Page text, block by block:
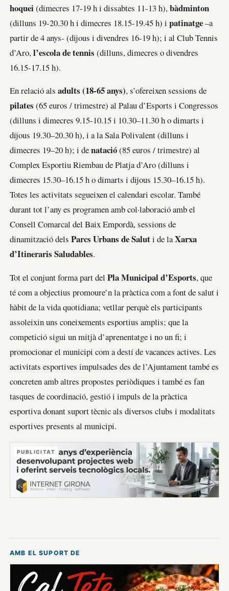
hoquei(dimecres 17-19 h i dissabtes 11-13 h), bàdminton
(dilluns 19-20.30 h i dimecres 18.15-19.45 h) i patinatge–a
partir de 4 anys- (dijous i divendres 16-19 h); i al Club Tennis
d’Aro, l’escola de tennis (dilluns, dimecres o divendres
16.15-17.15 h).
En relació als adults (18-65 anys), s’ofereixen sessions de
pilates (65 euros / trimestre) al Palau d’Esports i Congressos
(dilluns i dimecres 9.15-10.15 i 10.30–11.30 h o dimarts i
dijous 19.30–20.30 h), i a la Sala Polivalent (dilluns i
dimecres 19–20 h); i denatació(85 euros / trimestre) al
Complex Esportiu Riembau de Platja d’Aro (dilluns i
dimecres 15.30–16.15 h o dimarts i dijous 15.30–16.15 h).
Totes les activitats segueixen el calendari escolar. També
durant tot l’any es programen amb col·laboració amb el
Consell Comarcal del Baix Empordà, sessions de
dinamització dels Parcs Urbans de Saluti de laXarxa
d’Itineraris Saludables.
Tot el conjunt forma part del Pla Municipal d’Esports, que
té com a objectius promoure’n la pràctica com a font de salut i
hàbit de la vida quotidiana; vetllar perquè els participants
assoleixin uns coneixements esportius amplis; que la
competició sigui un mitjà d’aprenentatge i no un fi; i
promocionar el municipi com a destí de vacances actives. Les
activitats esportives impulsades des de l’Ajuntament també es
concreten amb altres propostes periòdiques i també es fan
tasques de coordinació, gestió i impuls de la pràctica
esportiva donant suport tècnic als diversos clubs i modalitats
esportives presents al municipi.
PUBLICITAT
AMB EL SUPORT DE